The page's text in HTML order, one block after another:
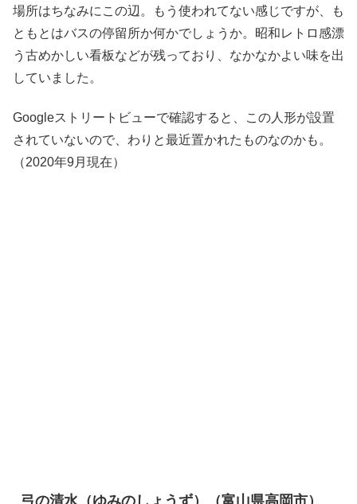
場所はちなみにこの辺。もう使われてない感じですが、も
ともとはバスの停留所か何かでしょうか。昭和レトロ感漂
う古めかしい看板などが残っており、なかなかよい味を出
していました。
Googleストリートビューで確認すると、この人形が設置
されていないので、わりと最近置かれたものなのかも。
（2020年9月現在）
弓の清水（ゆみのしょうず）（富山県高岡市）